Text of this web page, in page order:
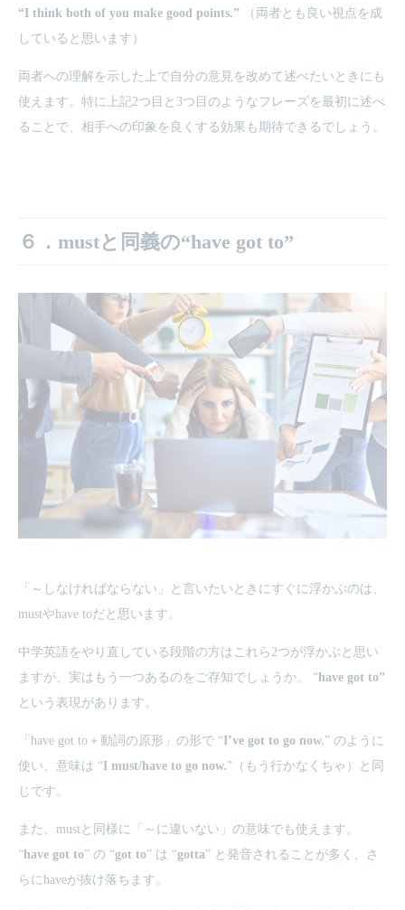
“I think both of you make good points.”
（両者とも良い視点を成
していると思います）
両者への理解を示した上で自分の意見を改めて述べたいときにも
使えます。特に上記2つ目と3つ目のようなフレーズを最初に述べ
ることで、相手への印象を良くする効果も期待できるでしょう。
６．mustと同義の“have got to”
「～しなければならない」と言いたいときにすぐに浮かぶのは、
mustやhave toだと思います。
中学英語をやり直している段階の方はこれら2つが浮かぶと思い
ますが、実はもう一つあるのをご存知でしょうか。 “have got to”
という表現があります。
「have got to＋動詞の原形」の形で “I’ve got to go now.” のように
使い、意味は “I must/have to go now.”（もう行かなくちゃ）と同
じです。
また、mustと同様に「～に違いない」の意味でも使えます。
“have got to” の “got to” は “gotta” と発音されることが多く、さ
らにhaveが抜け落ちます。